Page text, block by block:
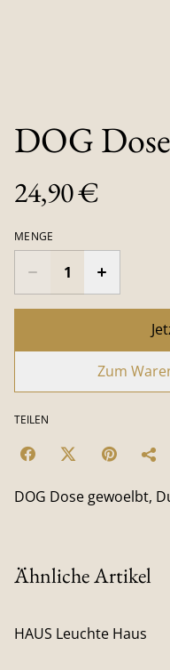
DOG
24,90 €
MENGE
Zum
TEILEN
DOG Dose gewoelbt,
Ähnliche Artikel
HAUS Leuchte Haus